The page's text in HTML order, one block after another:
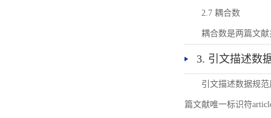
2.7 耦合数
耦合数是两篇文
3. 引文描述数
引文描述数据规
篇文献唯一标识符